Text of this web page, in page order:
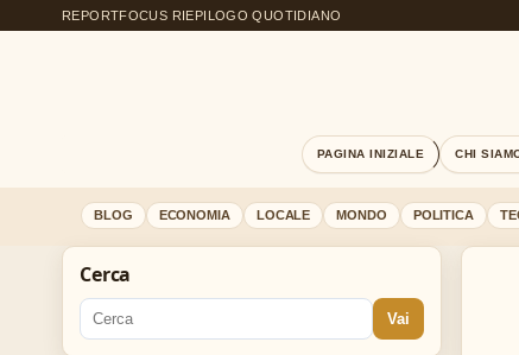
REPORTFOCUS RIEPILOGO QUOTIDIANO
PAGINA INIZIALE CHI
BLOG ECONOMIA LOCALE MONDO POLITICA
Cerca
Vai